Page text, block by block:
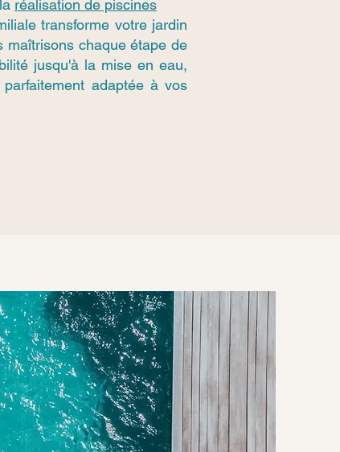
réalisation de piscines
transforme votre jardin
maîtrisons chaque étape de
jusqu'à la mise en eau,
adaptée à vos